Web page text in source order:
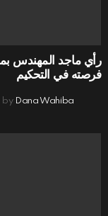
رأي ماجد المهندس
فرصته في التحكيم
by Dana Wahiba